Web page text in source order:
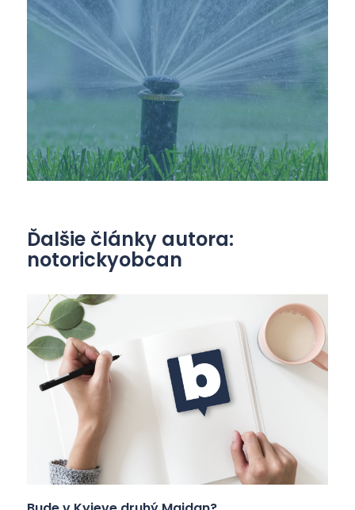
Ďalšie články autora:
notorickyobcan